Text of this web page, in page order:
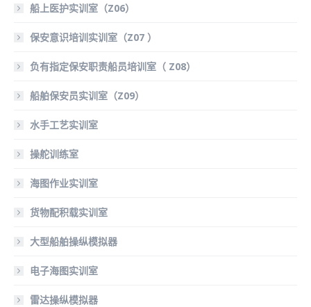
船上医护实训室（Z06）
保安意识培训实训室（Z07 ）
负有指定保安职责船员培训室（ Z08）
船舶保安员实训室（Z09）
水手工艺实训室
操舵训练室
海图作业实训室
货物配积载实训室
大型船舶操纵模拟器
电子海图实训室
雷达操纵模拟器